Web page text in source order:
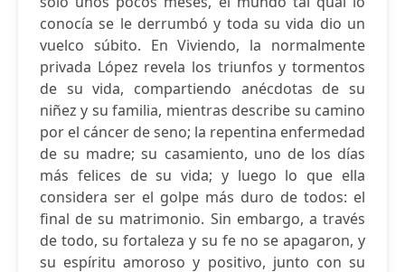
conocía se le derrumbó y toda su vida dio un
vuelco súbito. En Viviendo, la normalmente
privada López revela los triunfos y tormentos
de su vida, compartiendo anécdotas de su
niñez y su familia, mientras describe su camino
por el cáncer de seno; la repentina enfermedad
de su madre; su casamiento, uno de los días
más felices de su vida; y luego lo que ella
considera ser el golpe más duro de todos: el
final de su matrimonio. Sin embargo, a través
de todo, su fortaleza y su fe no se apagaron, y
su espíritu amoroso y positivo, junto con su